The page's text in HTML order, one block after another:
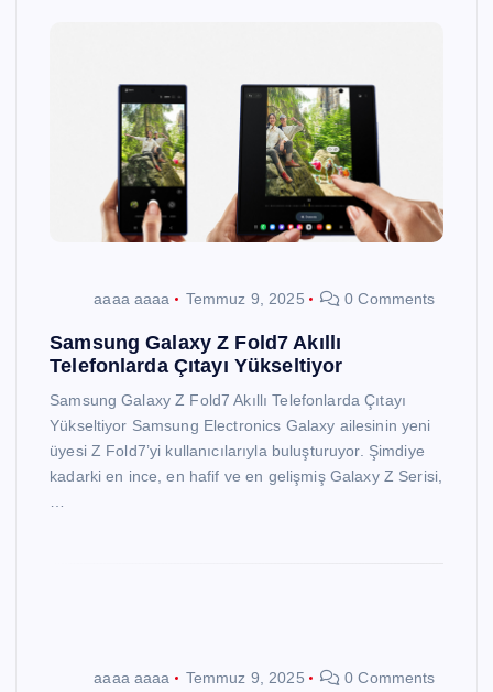
aaaa aaaa Temmuz 9, 2025 0 Comments
Samsung Galaxy Z Fold7 Akıllı
Telefonlarda Çıtayı Yükseltiyor
Samsung Galaxy Z Fold7 Akıllı Telefonlarda Çıtayı
Yükseltiyor Samsung Electronics Galaxy ailesinin yeni
üyesi Z Fold7’yi kullanıcılarıyla buluşturuyor. Şimdiye
kadarki en ince, en hafif ve en gelişmiş Galaxy Z Serisi,
aaaa aaaa Temmuz 9, 2025 0 Comments